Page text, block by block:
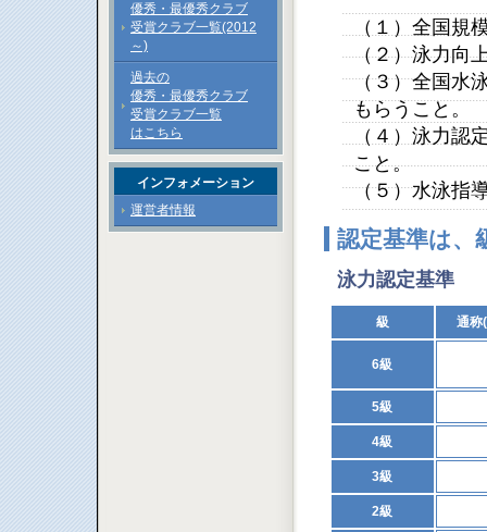
（１）全国規
（２）泳力向
（３）全国水
もらうこと。
（４）泳力認
こと。
（５）水泳指
認定基準は、
泳力認定基準
級 通称
6級
5級
4級
3級
2級
優秀・最優秀クラブ
受賞クラブ一覧(2012
～)
過去の
優秀・最優秀クラブ
受賞クラブ一覧
はこちら
インフォメーション
運営者情報